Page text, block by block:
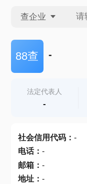
查企业
查企业
查产地
88查 -
法定代表人
-
社会信用代码： -
电话： -
邮箱： -
地址： -